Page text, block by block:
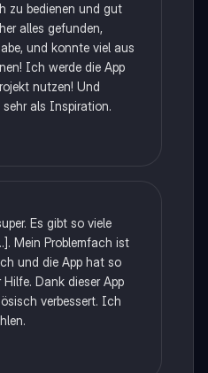
zu bedienen und gut
alles gefunden,
und konnte viel aus
Ich werde die App
nutzen! Und
als Inspiration.
Es gibt so viele
Mein Problemfach ist
und die App hat so
Dank dieser App
verbessert. Ich